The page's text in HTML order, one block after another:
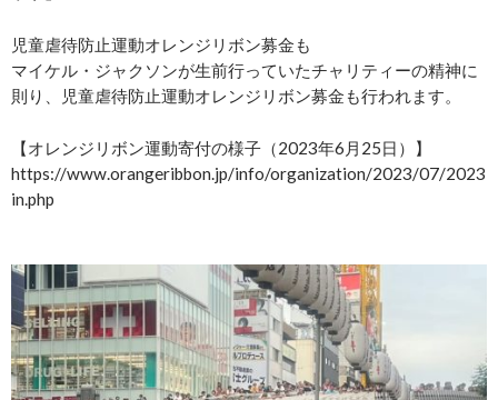
児童虐待防止運動オレンジリボン募金も
マイケル・ジャクソンが生前行っていたチャリティーの精神に
則り、児童虐待防止運動オレンジリボン募金も行われます。
【オレンジリボン運動寄付の様子（2023年6月25日）】
https://www.orangeribbon.jp/info/organization/2023/07/2023
in.php